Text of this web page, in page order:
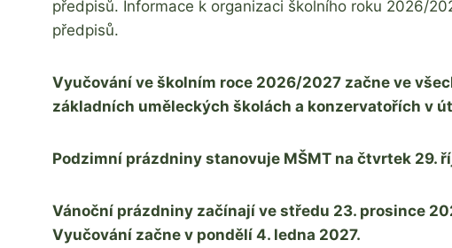
předpisů. Informace k organizaci školního roku 2026/
předpisů.
Vyučování ve školním roce 2026/2027 začne ve
základních uměleckých školách a konzervatořích v
Podzimní prázdniny stanovuje MŠMT na čtvrtek 29.
Vánoční prázdniny začínají ve středu 23. prosince
Vyučování začne v pondělí 4. ledna 2027.